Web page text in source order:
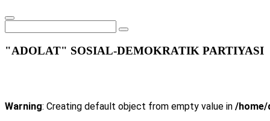
"ADOLAT" SOSIAL-DEMOKRATIK PARTIYASI
Warning: Creating default object from empty value in /home/